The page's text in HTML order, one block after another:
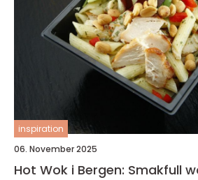
inspiration
06. November 2025
Hot Wok i Bergen: Smakfull